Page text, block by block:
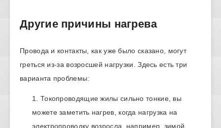
Другие причины нагрева
Провода и контакты, как уже было сказано, могут
греться из-за возросшей нагрузки. Здесь есть три
варианта проблемы:
Токопроводящие жилы сильно тонкие, вы
можете заметить нагрев, когда нагрузка на
электропроводку возросла, например, зимой,